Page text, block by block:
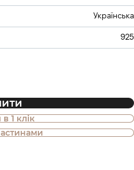
Українська
925
1 клік
товару в